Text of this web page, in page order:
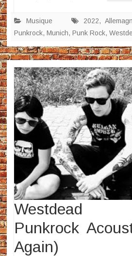
Musique 2022,
Punkrock, Munich, Punk Rock,
Westdead
Punkrock
Again)